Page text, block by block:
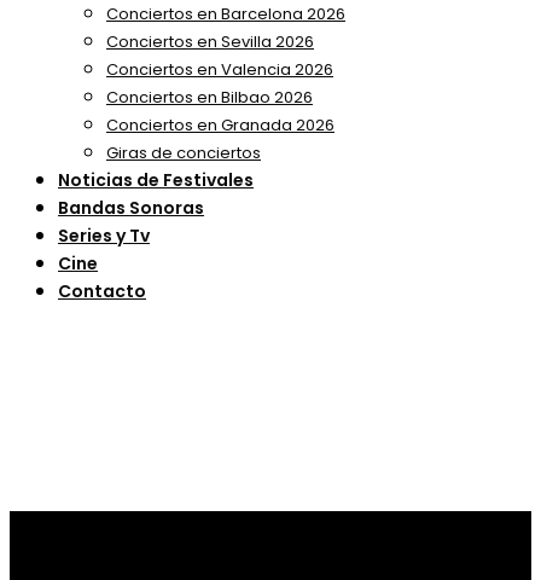
Conciertos en Barcelona 2026
Conciertos en Sevilla 2026
Conciertos en Valencia 2026
Conciertos en Bilbao 2026
Conciertos en Granada 2026
Giras de conciertos
Noticias de Festivales
Bandas Sonoras
Series y Tv
Cine
Contacto